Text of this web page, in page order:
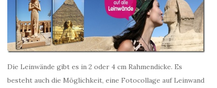
Die Leinwände gibt es in 2 oder 4 cm Rahmendicke. Es
besteht auch die Möglichkeit, eine Fotocollage auf Leinwand